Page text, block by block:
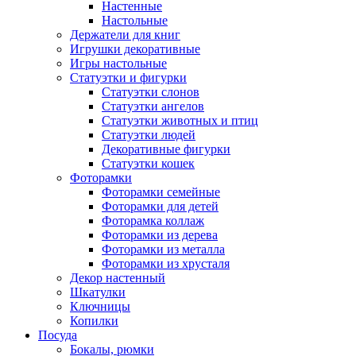
Настенные
Настольные
Держатели для книг
Игрушки декоративные
Игры настольные
Статуэтки и фигурки
Статуэтки слонов
Статуэтки ангелов
Статуэтки животных и птиц
Статуэтки людей
Декоративные фигурки
Статуэтки кошек
Фоторамки
Фоторамки семейные
Фоторамки для детей
Фоторамка коллаж
Фоторамки из дерева
Фоторамки из металла
Фоторамки из хрусталя
Декор настенный
Шкатулки
Ключницы
Копилки
Посуда
Бокалы, рюмки